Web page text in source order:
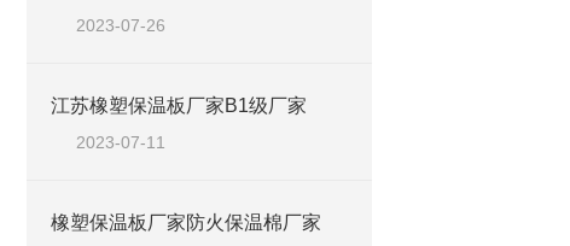
2023-07-26
江苏橡塑保温板厂家B1级厂家
2023-07-11
橡塑保温板厂家防火保温棉厂家